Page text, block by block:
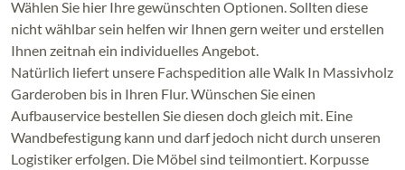
Wählen Sie hier Ihre gewünschten Optionen. Sollten diese
nicht wählbar sein helfen wir Ihnen gern weiter und erstellen
Ihnen zeitnah ein individuelles Angebot.
Natürlich liefert unsere Fachspedition alle Walk In Massivholz
Garderoben bis in Ihren Flur. Wünschen Sie einen
Aufbauservice bestellen Sie diesen doch gleich mit. Eine
Wandbefestigung kann und darf jedoch nicht durch unseren
Logistiker erfolgen. Die Möbel sind teilmontiert. Korpusse